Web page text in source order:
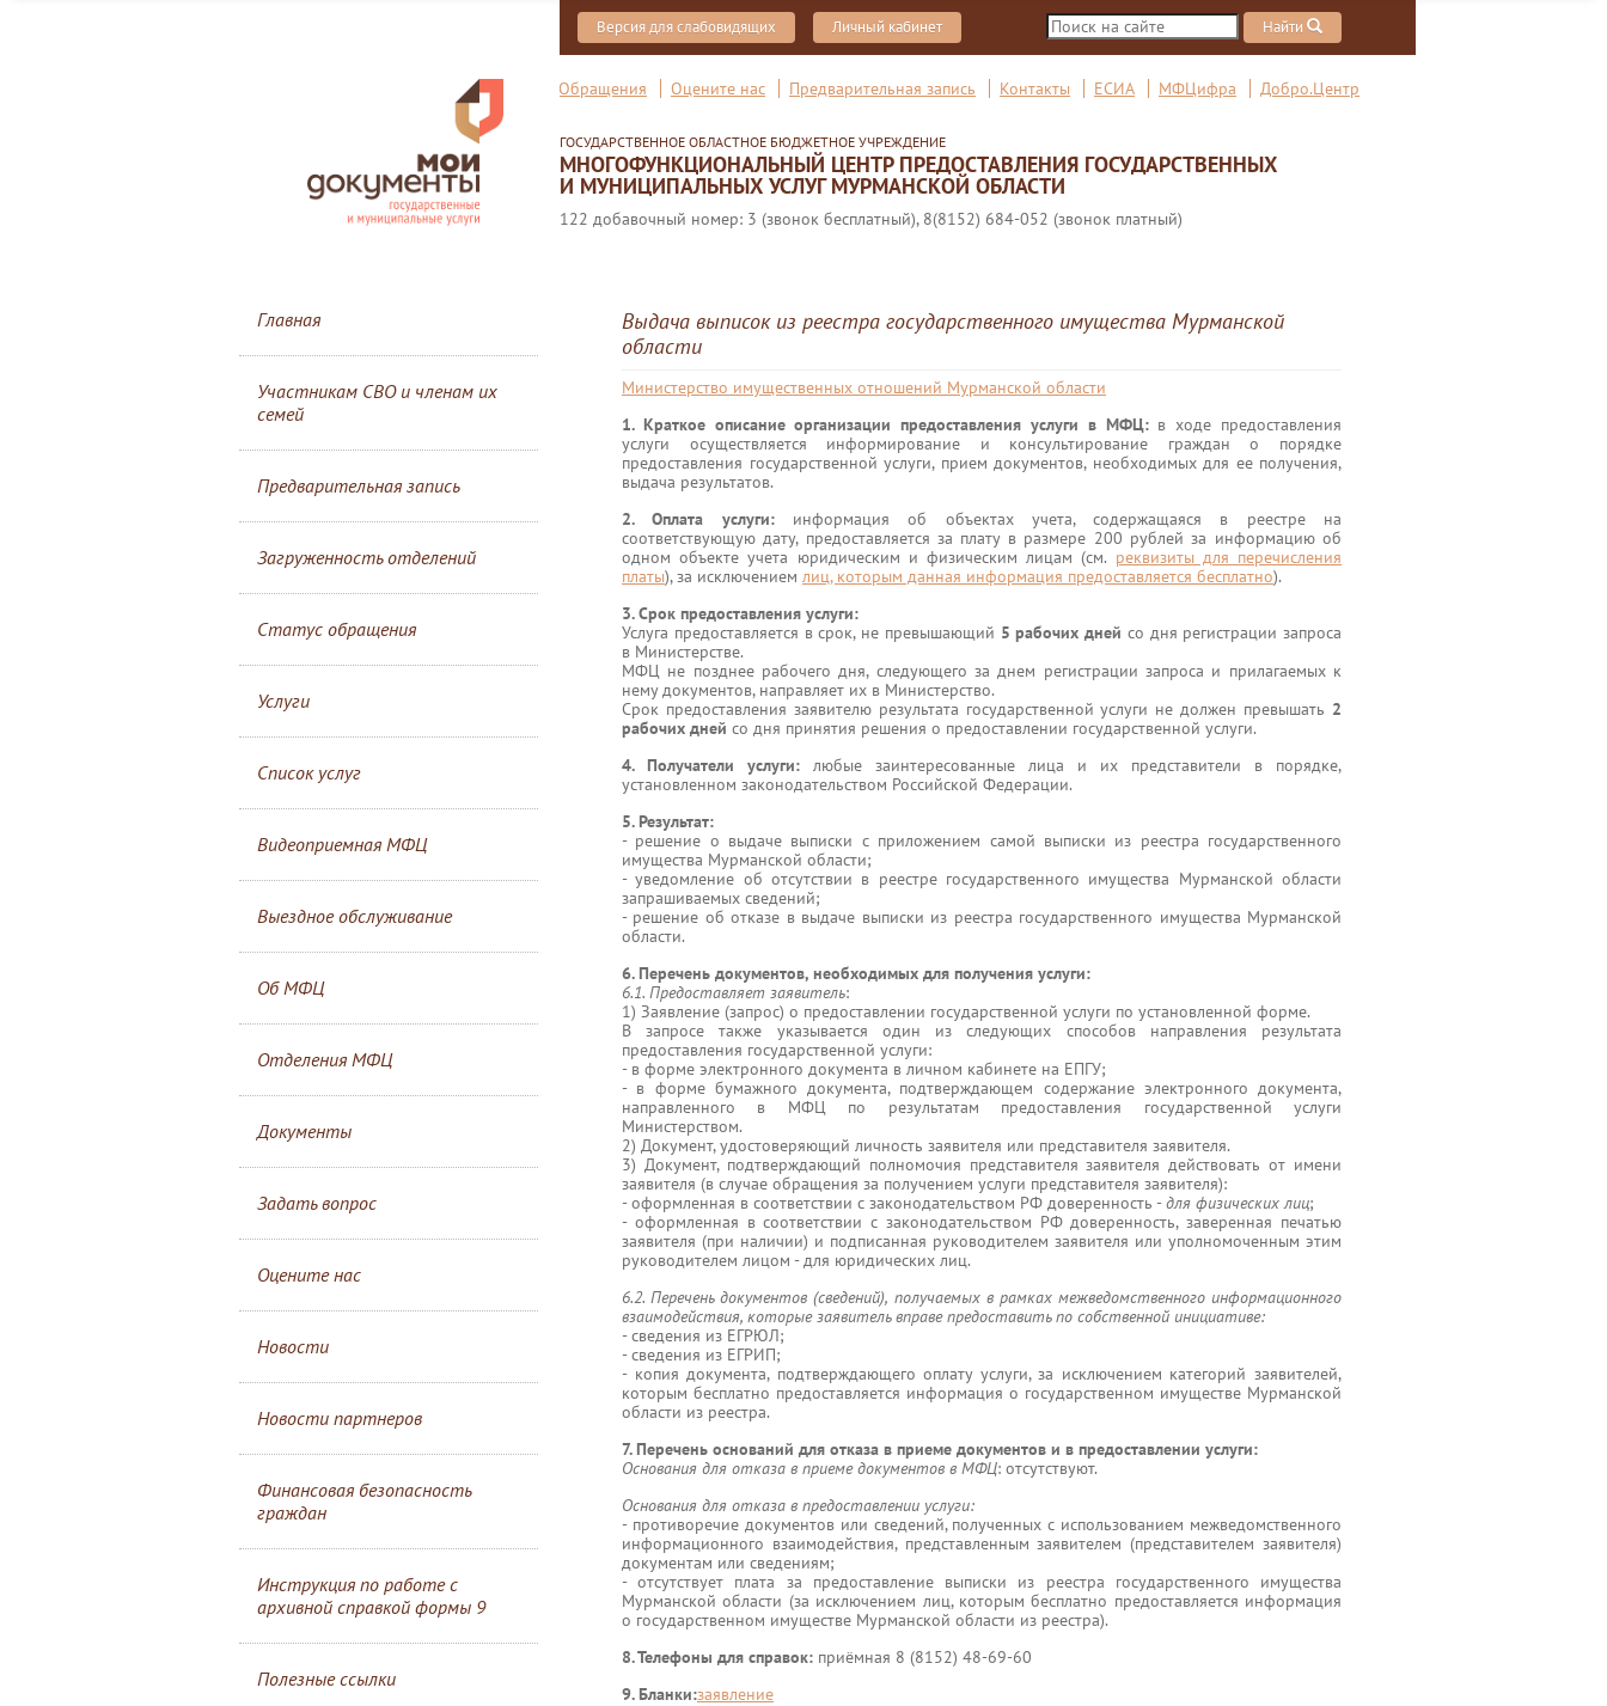
Версия для слабовидящих Личный кабинет Найти
Обращения Оцените нас Предварительная запись Контакты ЕСИА МФЦифра Добро.Центр
ГОСУДАРСТВЕННОЕ ОБЛАСТНОЕ БЮДЖЕТНОЕ УЧРЕЖДЕНИЕ
МНОГОФУНКЦИОНАЛЬНЫЙ ЦЕНТР ПРЕДОСТАВЛЕНИЯ ГОСУДАРСТВЕННЫХ
И МУНИЦИПАЛЬНЫХ УСЛУГ МУРМАНСКОЙ ОБЛАСТИ
122 добавочный номер: 3 (звонок бесплатный), 8(8152) 684-052 (звонок платный)
Главная
Участникам СВО и членам их
семей
Предварительная запись
Загруженность отделений
Статус обращения
Услуги
Список услуг
Видеоприемная МФЦ
Выездное обслуживание
Об МФЦ
Отделения МФЦ
Документы
Задать вопрос
Оцените нас
Новости
Новости партнеров
Финансовая безопасность
граждан
Инструкция по работе с
архивной справкой формы 9
Полезные ссылки
Выдача выписок из реестра государственного имущества Мурманской
области
Министерство имущественных отношений Мурманской области
1. Краткое описание организации предоставления услуги в МФЦ:в ходе предоставления
услуги осуществляется информирование и консультирование граждан о порядке
предоставления государственной услуги, прием документов, необходимых для ее получения,
выдача результатов.
2. Оплата услуги:информация об объектах учета, содержащаяся в реестре на
соответствующую дату, предоставляется за плату в размере 200 рублей за информацию об
одном объекте учета юридическим и физическим лицам (см. реквизиты для перечисления
платы), за исключением лиц, которым данная информация предоставляется бесплатно).
3. Срок предоставления услуги:
Услуга предоставляется в срок, не превышающий 5 рабочих дней со дня регистрации запроса
в Министерстве.
МФЦ не позднее рабочего дня, следующего за днем регистрации запроса и прилагаемых к
нему документов, направляет их в Министерство.
Срок предоставления заявителю результата государственной услуги не должен превышать 2
рабочих дней со дня принятия решения о предоставлении государственной услуги.
4. Получатели услуги: любые заинтересованные лица и их представители в порядке,
установленном законодательством Российской Федерации.
5. Результат:
- решение о выдаче выписки с приложением самой выписки из реестра государственного
имущества Мурманской области;
- уведомление об отсутствии в реестре государственного имущества Мурманской области
запрашиваемых сведений;
- решение об отказе в выдаче выписки из реестра государственного имущества Мурманской
области.
6. Перечень документов, необходимых для получения услуги:
6.1. Предоставляет заявитель:
1) Заявление (запрос) о предоставлении государственной услуги по установленной форме.
В запросе также указывается один из следующих способов направления результата
предоставления государственной услуги:
- в форме электронного документа в личном кабинете на ЕПГУ;
- в форме бумажного документа, подтверждающем содержание электронного документа,
направленного в МФЦ по результатам предоставления государственной услуги
Министерством.
2) Документ, удостоверяющий личность заявителя или представителя заявителя.
3) Документ, подтверждающий полномочия представителя заявителя действовать от имени
заявителя (в случае обращения за получением услуги представителя заявителя):
- оформленная в соответствии с законодательством РФ доверенность -для физических лиц;
- оформленная в соответствии с законодательством РФ доверенность, заверенная печатью
заявителя (при наличии) и подписанная руководителем заявителя или уполномоченным этим
руководителем лицом - для юридических лиц.
6.2. Перечень документов (сведений), получаемых в рамках межведомственного информационного
взаимодействия, которые заявитель вправе предоставить по собственной инициативе:
- сведения из ЕГРЮЛ;
- сведения из ЕГРИП;
- копия документа, подтверждающего оплату услуги, за исключением категорий заявителей,
которым бесплатно предоставляется информация о государственном имуществе Мурманской
области из реестра.
7. Перечень оснований для отказа в приеме документов и в предоставлении услуги:
Основания для отказа в приеме документов в МФЦ: отсутствуют.
Основания для отказа в предоставлении услуги:
- противоречие документов или сведений, полученных с использованием межведомственного
информационного взаимодействия, представленным заявителем (представителем заявителя)
документам или сведениям;
- отсутствует плата за предоставление выписки из реестра государственного имущества
Мурманской области (за исключением лиц, которым бесплатно предоставляется информация
о государственном имуществе Мурманской области из реестра).
8. Телефоны для справок: приёмная 8 (8152) 48-69-60
9. Бланки:заявление